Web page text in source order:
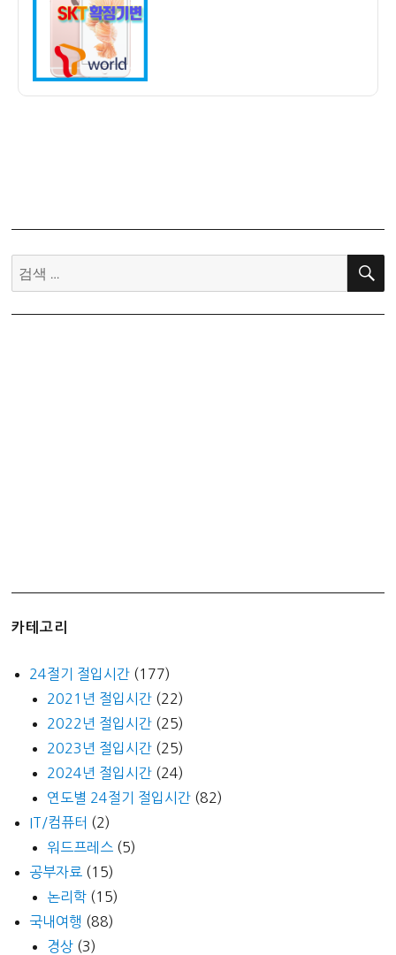
기
검
색:
검
카테고리
24절기 절입시간 (177)
2021년 절입시간 (22)
2022년 절입시간 (25)
2023년 절입시간 (25)
2024년 절입시간 (24)
연도별 24절기 절입시간 (82)
IT/컴퓨터 (2)
워드프레스 (5)
공부자료 (15)
논리학 (15)
국내여행 (88)
경상 (3)